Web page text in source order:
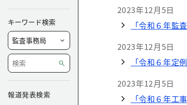
キーワード検索
報道発表検索
2023年12月5日
「令和６年監
2023年12月5日
「令和６年定
2023年12月5日
「令和６年工